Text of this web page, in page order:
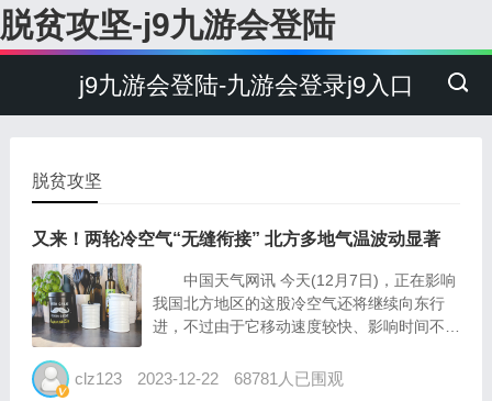
脱贫攻坚-j9九游会登陆
j9九游会登陆-九游会登录j9入口
脱贫攻坚
又来！两轮冷空气“无缝衔接” 北方多地气温波动显著
中国天气网讯 今天(12月7日)，正在影响
我国北方地区的这股冷空气还将继续向东行
进，不过由于它移动速度较快、影响时间不
升。紧接着，新一轮冷空气将“无缝衔接”，在
clz123 2023-12-22 68781人已围观